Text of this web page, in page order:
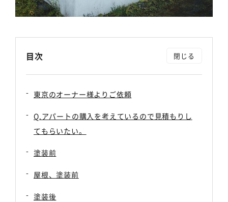
目次
東京のオーナー様よりご依頼
Q.アパートの購入を考えているので見積もりし
てもらいたい。
塗装前
屋根、塗装前
塗装後